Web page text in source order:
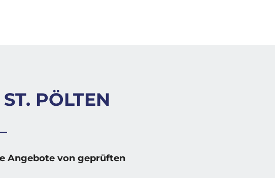
PÖLTEN
Angebote von geprüften